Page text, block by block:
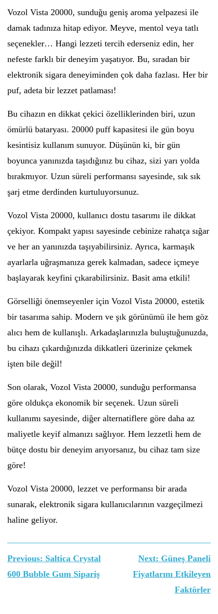
Vozol Vista 20000, sunduğu geniş aroma yelpazesi ile
damak tadınıza hitap ediyor. Meyve, mentol veya tatlı
seçenekler… Hangi lezzeti tercih ederseniz edin, her
nefeste farklı bir deneyim yaşatıyor. Bu, sıradan bir
elektronik sigara deneyiminden çok daha fazlası. Her bir
puf, adeta bir lezzet patlaması!
Bu cihazın en dikkat çekici özelliklerinden biri, uzun
ömürlü bataryası. 20000 puff kapasitesi ile gün boyu
kesintisiz kullanım sunuyor. Düşünün ki, bir gün
boyunca yanınızda taşıdığınız bu cihaz, sizi yarı yolda
bırakmıyor. Uzun süreli performansı sayesinde, sık sık
şarj etme derdinden kurtuluyorsunuz.
Vozol Vista 20000, kullanıcı dostu tasarımı ile dikkat
çekiyor. Kompakt yapısı sayesinde cebinize rahatça sığar
ve her an yanınızda taşıyabilirsiniz. Ayrıca, karmaşık
ayarlarla uğraşmanıza gerek kalmadan, sadece içmeye
başlayarak keyfini çıkarabilirsiniz. Basit ama etkili!
Görselliği önemseyenler için Vozol Vista 20000, estetik
bir tasarıma sahip. Modern ve şık görünümü ile hem göz
alıcı hem de kullanışlı. Arkadaşlarınızla buluştuğunuzda,
bu cihazı çıkardığınızda dikkatleri üzerinize çekmek
işten bile değil!
Son olarak, Vozol Vista 20000, sunduğu performansa
göre oldukça ekonomik bir seçenek. Uzun süreli
kullanımı sayesinde, diğer alternatiflere göre daha az
maliyetle keyif almanızı sağlıyor. Hem lezzetli hem de
bütçe dostu bir deneyim arıyorsanız, bu cihaz tam size
göre!
Vozol Vista 20000, lezzet ve performansı bir arada
sunarak, elektronik sigara kullanıcılarının vazgeçilmezi
haline geliyor.
Yazı
gezinmesi
Previous: Saltica Crystal
600 Bubble Gum Sipariş
Next: Güneş Paneli
Fiyatlarını Etkileyen
Faktörler